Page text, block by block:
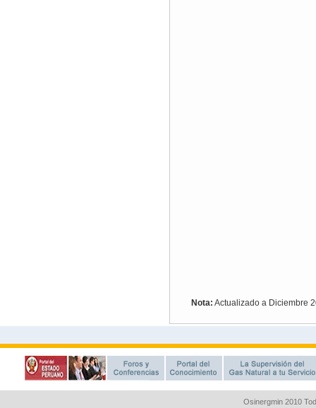
Osinergmin 2010